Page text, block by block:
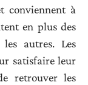
conviennent à
en plus des
autres. Les
satisfaire leur
retrouver les